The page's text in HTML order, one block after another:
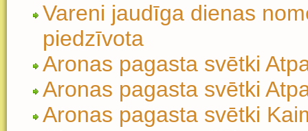
Vareni jaudīga dienas
piedzīvota
Aronas pagasta svētki
Aronas pagasta svētki
Aronas pagasta svētki